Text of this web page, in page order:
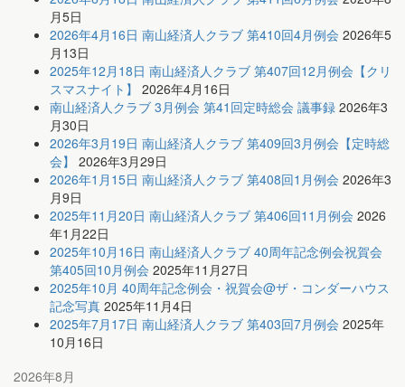
月5日
2026年4月16日 南山経済人クラブ 第410回4月例会 2026年5
月13日
2025年12月18日 南山経済人クラブ 第407回12月例会【クリ
スマスナイト】 2026年4月16日
南山経済人クラブ 3月例会 第41回定時総会 議事録 2026年3
月30日
2026年3月19日 南山経済人クラブ 第409回3月例会【定時総
会】 2026年3月29日
2026年1月15日 南山経済人クラブ 第408回1月例会 2026年3
月9日
2025年11月20日 南山経済人クラブ 第406回11月例会 2026
年1月22日
2025年10月16日 南山経済人クラブ 40周年記念例会祝賀会
第405回10月例会 2025年11月27日
2025年10月 40周年記念例会・祝賀会@ザ・コンダーハウス
記念写真 2025年11月4日
2025年7月17日 南山経済人クラブ 第403回7月例会 2025年
10月16日
2026年8月